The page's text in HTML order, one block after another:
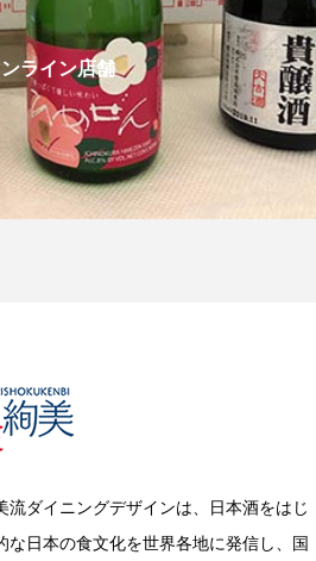
ライン店舗
流ダイニングデザインは、日本酒をはじ
な日本の食文化を世界各地に発信し、国